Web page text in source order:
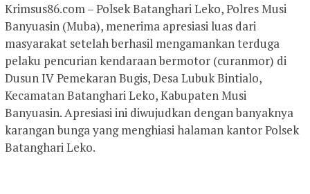
Krimsus86.com – Polsek Batanghari Leko, Polres Musi
Banyuasin (Muba), menerima apresiasi luas dari
masyarakat setelah berhasil mengamankan terduga
pelaku pencurian kendaraan bermotor (curanmor) di
Dusun IV Pemekaran Bugis, Desa Lubuk Bintialo,
Kecamatan Batanghari Leko, Kabupaten Musi
Banyuasin. Apresiasi ini diwujudkan dengan banyaknya
karangan bunga yang menghiasi halaman kantor Polsek
Batanghari Leko.